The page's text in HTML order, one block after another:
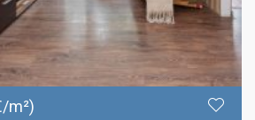
m²)